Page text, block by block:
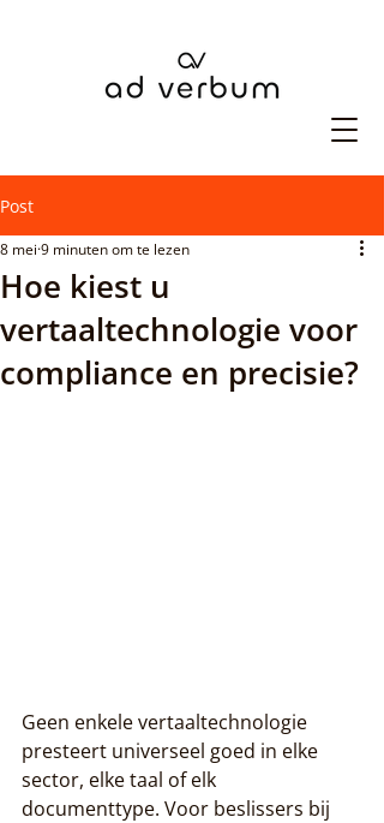
Post
Hoe kiest u
vertaaltechnologie voor
compliance en precisie?
8 mei 9 minuten om te lezen
Geen enkele vertaaltechnologie
presteert universeel goed in elke
sector, elke taal of elk
documenttype. Voor beslissers bij